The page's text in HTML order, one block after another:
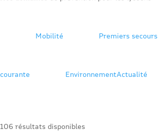
Mobilité Premiers secours
courante EnvironnementActualité
106 résultats disponibles